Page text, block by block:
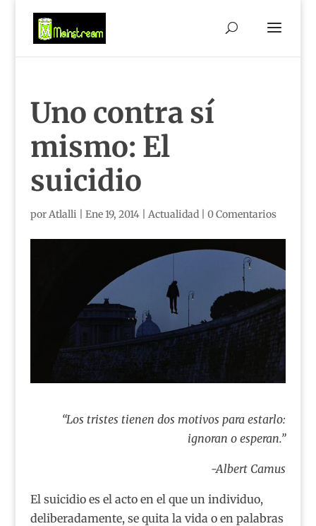
Uno contra sí
mismo: El
suicidio
porAtlalli Ene 19, 2014| Actualidad| 0 Comentarios
“Los tristes tienen dos motivos para estarlo:
ignoran o esperan.”
-Albert Camus
El suicidio es el acto en el que un individuo,
deliberadamente, se quita la vida o en palabras